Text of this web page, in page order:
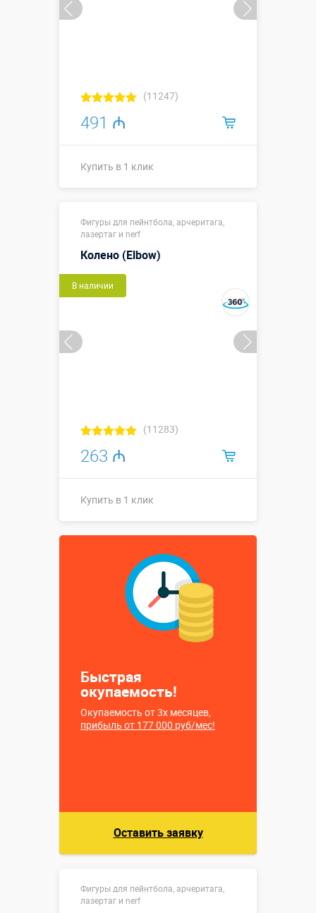
(11247)
491 ₼
Купить в 1 клик
Размеры, м:
2,1
Смотреть видео
Фигуры для пейнтбола, арчеритага,
лазертаг и nerf
Колено (Elbow)
В наличии
(11283)
263 ₼
Купить в 1 клик
Больше деталей →
Купить в 1 клик
Быстрая
окупаемость!
Окупаемость от 3х месяцев,
прибыль от 177 000 руб/мес!
Оставить заявку
Фигуры для пейнтбола, арчеритага,
лазертаг и nerf